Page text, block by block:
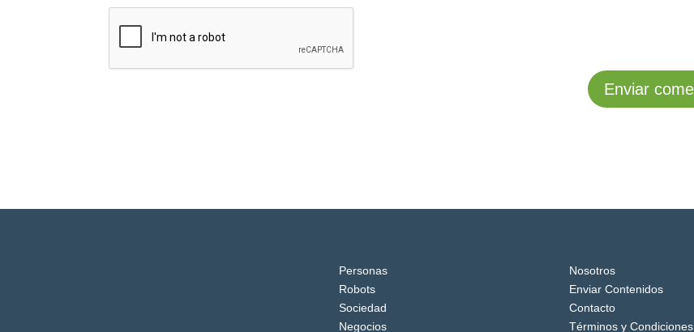
Personas
Robots
Sociedad
Negocios
Nosotros
Enviar Contenidos
Contacto
Términos y Condiciones